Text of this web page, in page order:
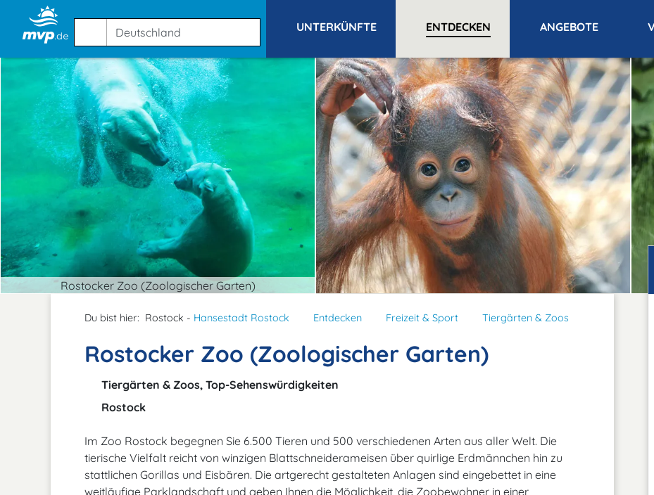
UNTERKÜNFTE ENTDECKEN ANGEBOTE
Rostocker Zoo (Zoologischer Garten)
Du bist hier: Rostock - Hansestadt Rostock Entdecken Freizeit & Sport Tiergärten & Zoos
Rostocker Zoo (Zoologischer Garten)
Tiergärten & Zoos, Top-Sehenswürdigkeiten
Rostock
Im Zoo Rostock begegnen Sie 6.500 Tieren und 500 verschiedenen Arten aus aller Welt. Die
tierische Vielfalt reicht von winzigen Blattschneiderameisen über quirlige Erdmännchen hin zu
stattlichen Gorillas und Eisbären. Die artgerecht gestalteten Anlagen sind eingebettet in eine
weitläufige Parklandschaft und geben Ihnen die Möglichkeit, die Zoobewohner in einer